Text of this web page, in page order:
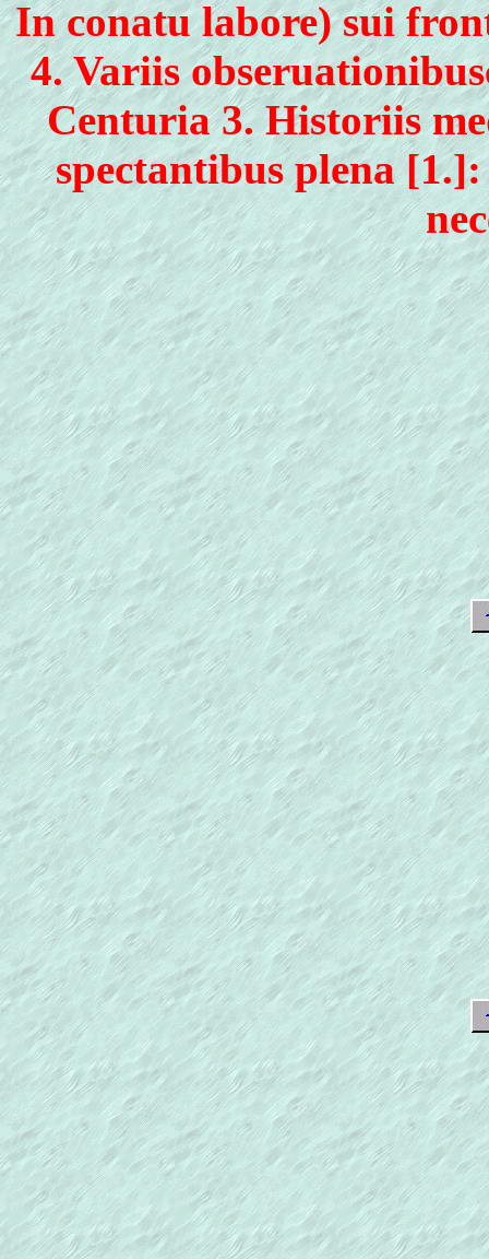
In conatu labore) sui
4. Variis
Centuria 3. Historiis
spectantibus plena